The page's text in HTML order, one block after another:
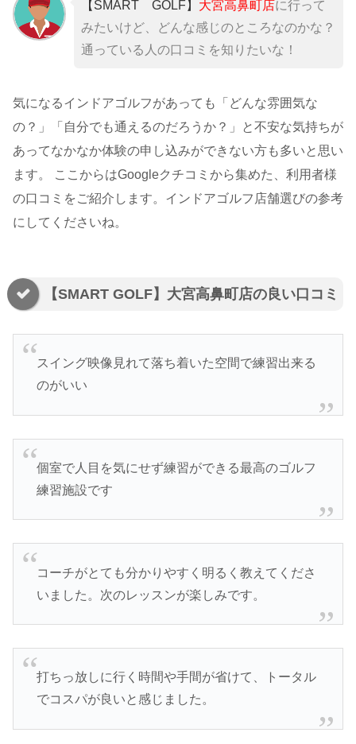
【SMART GOLF】 大宮高鼻町店に行って
みたいけど、どんな感じのところなのかな？
通っている人の口コミを知りたいな！
気になるインドアゴルフがあっても「どんな雰囲気な
の？」「自分でも通えるのだろうか？」と不安な気持ちが
あってなかなか体験の申し込みができない方も多いと思い
ます。 ここからはGoogleクチコミから集めた、利用者様
の口コミをご紹介します。インドアゴルフ店舗選びの参考
にしてくださいね。
【SMART GOLF】大宮高鼻町店の良い口コミ
スイング映像見れて落ち着いた空間で練習出来る
のがいい
個室で人目を気にせず練習ができる最高のゴルフ
練習施設です
コーチがとても分かりやすく明るく教えてくださ
いました。次のレッスンが楽しみです。
打ちっ放しに行く時間や手間が省けて、トータル
でコスパが良いと感じました。